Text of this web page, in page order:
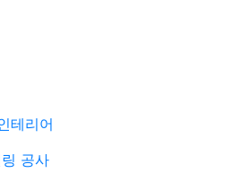
테리어
공사